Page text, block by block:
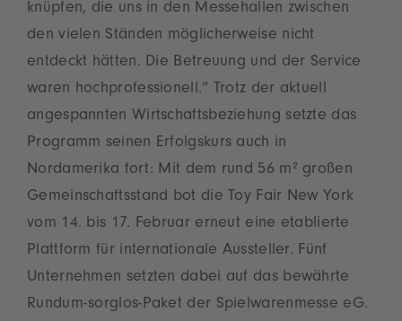
knüpfen, die uns in den Messehallen zwischen
den vielen Ständen möglicherweise nicht
entdeckt hätten. Die Betreuung und der Service
waren hochprofessionell.“ Trotz der aktuell
angespannten Wirtschaftsbeziehung setzte das
Programm seinen Erfolgskurs auch in
Nordamerika fort: Mit dem rund 56 m² großen
Gemeinschaftsstand bot die Toy Fair New York
vom 14. bis 17. Februar erneut eine etablierte
Plattform für internationale Aussteller. Fünf
Unternehmen setzten dabei auf das bewährte
Rundum-sorglos-Paket der Spielwarenmesse eG.